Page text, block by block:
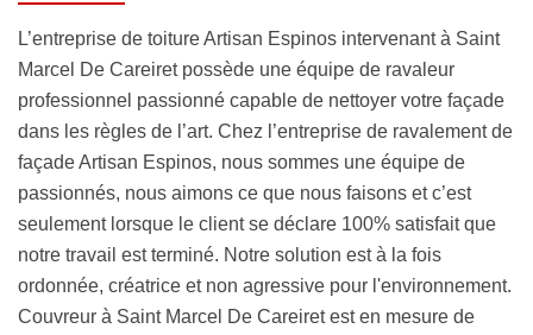
L’entreprise de toiture Artisan Espinos intervenant à Saint
Marcel De Careiret possède une équipe de ravaleur
professionnel passionné capable de nettoyer votre façade
dans les règles de l’art. Chez l’entreprise de ravalement de
façade Artisan Espinos, nous sommes une équipe de
passionnés, nous aimons ce que nous faisons et c’est
seulement lorsque le client se déclare 100% satisfait que
notre travail est terminé. Notre solution est à la fois
ordonnée, créatrice et non agressive pour l'environnement.
Couvreur à Saint Marcel De Careiret est en mesure de